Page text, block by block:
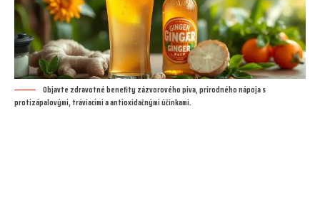
Objavte zdravotné benefity zázvorového piva, prírodného nápoja s
protizápalovými, tráviacimi a antioxidačnými účinkami.